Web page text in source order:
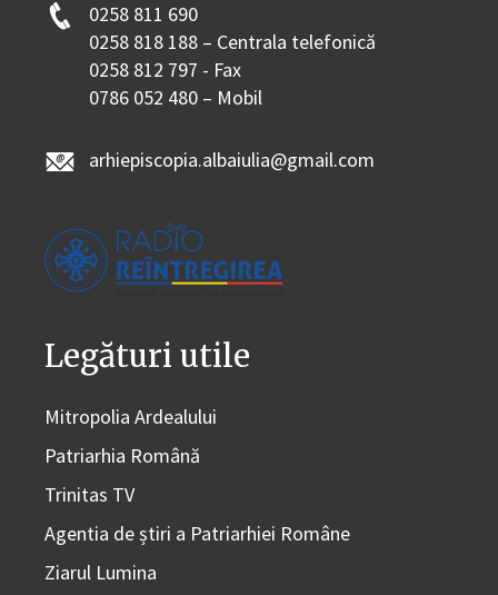
0258 811 690
0258 818 188 – Centrala telefonică
0258 812 797 - Fax
0786 052 480 – Mobil
arhiepiscopia.albaiulia@gmail.com
Legături utile
Mitropolia Ardealului
Patriarhia Română
Trinitas TV
Agentia de știri a Patriarhiei Române
Ziarul Lumina